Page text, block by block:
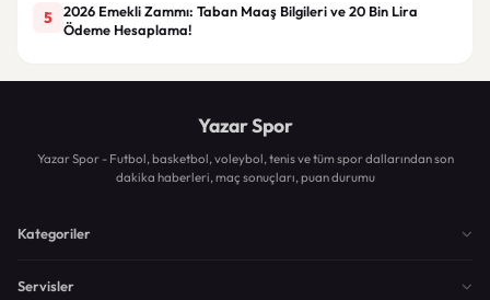
5
2026 Emekli Zammı: Taban Maaş Bilgileri ve 20 Bin Lira
Ödeme Hesaplama!
Yazar Spor
Yazar Spor - Futbol, basketbol, voleybol, tenis ve tüm spor dallarından son
dakika haberleri, maç sonuçları, puan durumu
Kategoriler
Servisler